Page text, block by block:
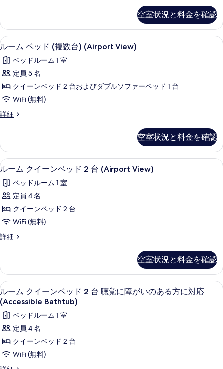
真
を
表
示
す
る
示
す
る
ッ
ド
2
台
の
す
べ
て
真
を
表
示
す
る
イ
ー
ン
ッ
ド
台
の
細
空室状況と料金を確認
ル
ー
ム
ベ
ッ
(複
台)
(Airport
View)
の
す
べ
て
の
を
表
示
す
る
低刺激性寝具、セーフティボックス
3
ルーム ベッド (複数台) (Airport View)
ベッドルーム 1 室
定員 5 名
クイーンベッド 2 台およびダブルソファーベッド 1 台
WiFi (無料)
詳細
ル
ッ
ド
(複
台)
(Airport
の
詳
空室状況と料金を確認
ル
ー
ム
ク
イ
ン
ッ
ド
2
台
(Airport
View)
の
す
低刺激性寝具、セーフティボックス
3
ルーム クイーンベッド 2 台 (Airport View)
ベッドルーム 1 室
定員 4 名
クイーンベッド 2 台
WiFi (無料)
詳細
ル
イ
ー
ン
ベ
ッ
ド
2
(Airport
View)
空室状況と料金を確認
ル
ー
ム
ク
イ
ー
ン
低刺激性寝具、セーフティボックス
3
ルーム クイーンベッド 2 台 聴覚に障がいのある方に対応
(Accessible Bathtub)
ベッドルーム 1 室
定員 4 名
クイーンベッド 2 台
WiFi (無料)